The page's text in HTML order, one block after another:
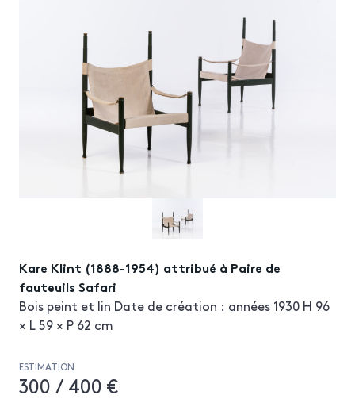
Kare Klint (1888-1954) attribué à Paire de
fauteuils Safari
Bois peint et lin Date de création : années 1930 H 96
× L 59 × P 62 cm
ESTIMATION
300 / 400 €